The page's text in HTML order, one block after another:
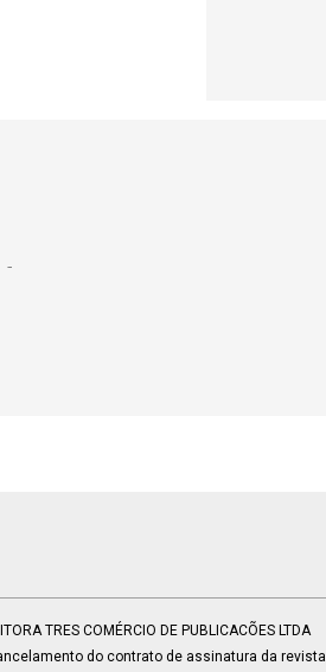
TRES COMÉRCIO DE PUBLICACÕES LTDA
do contrato de assinatura da revista